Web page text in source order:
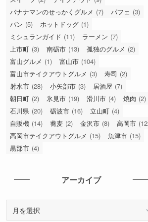
バナナマンのせっかくグルメ (7) パフェ (3)
パン (5) ホットドッグ (1)
ミシュランガイド (11) ラーメン (7)
上市町 (3) 南砺市 (13) 孤独のグルメ (2)
富山グルメ (1) 富山市 (104)
富山市テイクアウトグルメ (3) 寿司 (2)
射水市 (28) 小矢部市 (3) 居酒屋 (7)
朝日町 (2) 氷見市 (19) 滑川市 (4) 焼肉 (2)
石川県 (20) 砺波市 (16) 立山町 (4)
自販機 (14) 蕎麦 (2) 金沢市 (8) 高岡市
高岡市テイクアウトグルメ (15) 魚津市 (15)
黒部市 (4)
アーカイブ